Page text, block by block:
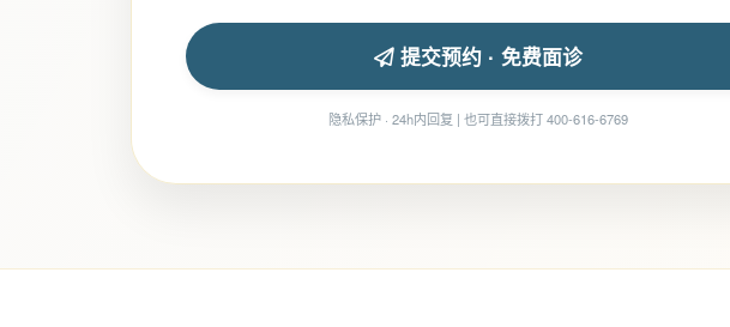
提交预约 · 免费面诊
隐私保护 · 24h内回复 | 也可直接拨打 400-616-6769